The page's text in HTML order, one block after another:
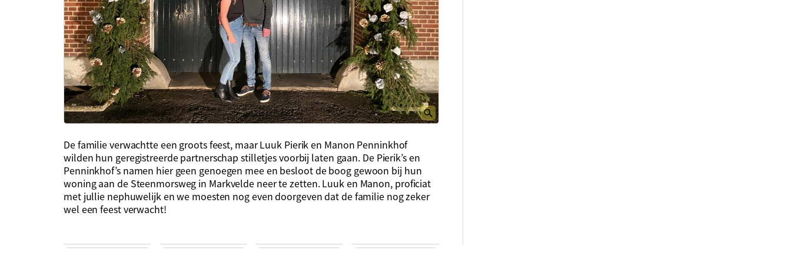
De familie verwachtte een groots feest, maar Luuk Pierik en Manon Penninkhof
wilden hun geregistreerde partnerschap stilletjes voorbij laten gaan. De Pierik’s en
Penninkhof’s namen hier geen genoegen mee en besloot de boog gewoon bij hun
woning aan de Steenmorsweg in Markvelde neer te zetten. Luuk en Manon, proficiat
met jullie nephuwelijk en we moesten nog even doorgeven dat de familie nog zeker
wel een feest verwacht!